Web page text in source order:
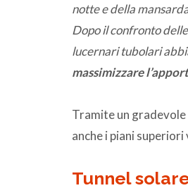
notte e della
Dopo il confronto
lucernari tubolari
massimizzare
Tramite un
anche i piani
Tunnel